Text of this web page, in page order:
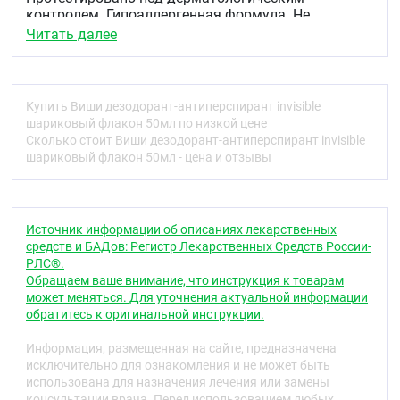
контролем. Гипоаллергенная формула. Не
содержит спирта**.
невидимую защиту на 72 часа.
Показания
Регулирует потоотделение и защищает от
неприятного запаха на протяжении 72 часов.
Способ применения
Ежедневно наносите на сухую чистую кожу.
Противопоказания
Индивидуальная непереносимость компонентов
продукта. При появлении каких-либо раздражений
или аллергических реакций немедленно
прекратить использование.
Условия хранения
Читать далее
Купить Виши дезодорант-антиперспирант invisible
шариковый флакон 50мл по низкой цене
Сколько стоит Виши дезодорант-антиперспирант invisible
шариковый флакон 50мл - цена и отзывы
Источник информации об описаниях лекарственных
средств и БАДов: Регистр Лекарственных Средств России-
РЛС®.
Обращаем ваше внимание, что инструкция к товарам
может меняться. Для уточнения актуальной информации
обратитесь к оригинальной инструкции.
Информация, размещенная на сайте, предназначена
исключительно для ознакомления и не может быть
использована для назначения лечения или замены